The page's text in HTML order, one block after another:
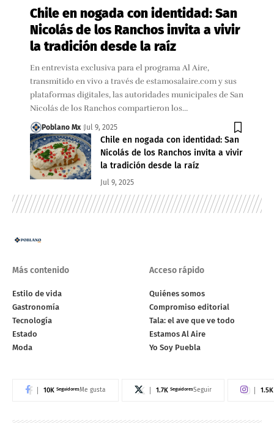
Chile en nogada con identidad: San
Nicolás de los Ranchos invita a vivir
la tradición desde la raíz
En entrevista exclusiva para el programa Al Aire,
transmitido en vivo a través de estamosalaire.com y sus
plataformas digitales, las autoridades municipales de San
Nicolás de los Ranchos compartieron los…
Poblano Mx Jul 9, 2025
Chile en nogada con identidad: San
Nicolás de los Ranchos invita a vivir
la tradición desde la raíz
Jul 9, 2025
Más contenido
Estilo de vida
Gastronomía
Tecnología
Estado
Moda
Acceso rápido
Quiénes somos
Compromiso editorial
Tala: el ave que ve todo
Estamos Al Aire
Yo Soy Puebla
10K SeguidoresMe gusta 1.7K SeguidoresSeguir 1.5K